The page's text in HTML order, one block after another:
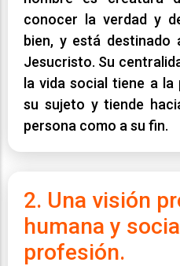
conocer la verdad y
bien, y está destinado
Jesucristo. Su
la vida social tiene a
su sujeto y tiende
persona como a su fin.
2. Una visión
humana y
profesión.